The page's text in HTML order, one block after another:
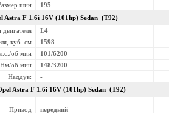
шин
195
Astra F 1.6i 16V (101hp) Sedan (T92)
двигателя
L4
куб. см
1598
об мин
101/6200
Нм/об мин
148/3200
Наддув:
-
Astra F 1.6i 16V (101hp) Sedan (T92)
Привод передний